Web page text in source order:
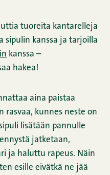
tuoreita kantarelleja
sipulin kanssa ja tarjoilla
kanssa –
hakea!
aina paistaa
rasvaa, kunnes neste on
lisätään pannulle
jatketaan,
ja haluttu rapeus. Näin
esille eivätkä ne jää